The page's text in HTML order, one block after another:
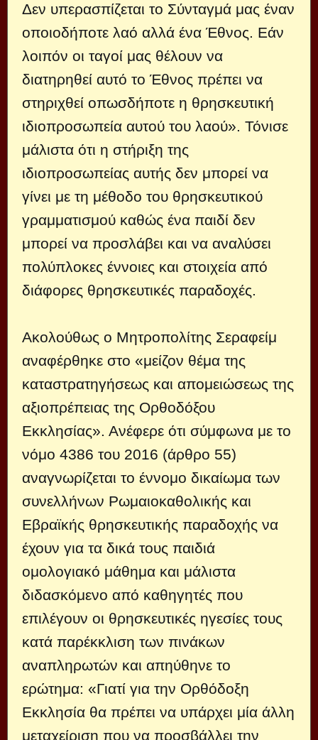
Δεν υπερασπίζεται το Σύνταγμά μας έναν
οποιοδήποτε λαό αλλά ένα Έθνος. Εάν
λοιπόν οι ταγοί μας θέλουν να
διατηρηθεί αυτό το Έθνος πρέπει να
στηριχθεί οπωσδήποτε η θρησκευτική
ιδιοπροσωπεία αυτού του λαού». Τόνισε
μάλιστα ότι η στήριξη της
ιδιοπροσωπείας αυτής δεν μπορεί να
γίνει με τη μέθοδο του θρησκευτικού
γραμματισμού καθώς ένα παιδί δεν
μπορεί να προσλάβει και να αναλύσει
πολύπλοκες έννοιες και στοιχεία από
διάφορες θρησκευτικές παραδοχές.
Ακολούθως ο Μητροπολίτης Σεραφείμ
αναφέρθηκε στο «μείζον θέμα της
καταστρατηγήσεως και απομειώσεως της
αξιοπρέπειας της Ορθοδόξου
Εκκλησίας». Ανέφερε ότι σύμφωνα με το
νόμο 4386 του 2016 (άρθρο 55)
αναγνωρίζεται το έννομο δικαίωμα των
συνελλήνων Ρωμαιοκαθολικής και
Εβραϊκής θρησκευτικής παραδοχής να
έχουν για τα δικά τους παιδιά
ομολογιακό μάθημα και μάλιστα
διδασκόμενο από καθηγητές που
επιλέγουν οι θρησκευτικές ηγεσίες τους
κατά παρέκκλιση των πινάκων
αναπληρωτών και απηύθηνε το
ερώτημα: «Γιατί για την Ορθόδοξη
Εκκλησία θα πρέπει να υπάρχει μία άλλη
μεταχείριση που να προσβάλλει την